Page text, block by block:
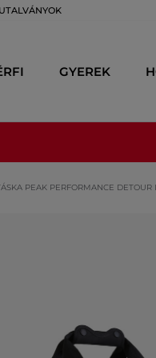
GYEREK
PEAK PERFORMANCE DETOUR